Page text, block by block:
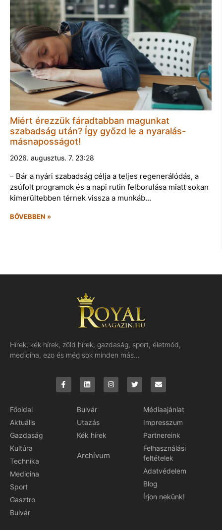
Miért érezzük fáradtabban magunkat
szabadság után? Így győzd le a nyaralás-
másnaposságot!
2026. augusztus. 7. 23:28
– Bár a nyári szabadság célja a teljes regenerálódás, a
zsúfolt programok és a napi rutin felborulása miatt sokan
kimerültebben térnek vissza a munkáb…
BŐVEBBEN »
Hírek, kék hírek, zöld hírek, gazdaság, sport, életmód,
medicina, ezo és még sok minden más…
Főoldal
Aktuális
Gazdaság
Kultúra
Technika
Medicina
Sport
Gasztro
Bulvár
Bulvár
Utazás
Kék hírek
Archívum
Médiaajánlat
Impresszum
Partnereink
Felhasználási
feltételek
Adatvédelem
Blog
Írjon nekünk!